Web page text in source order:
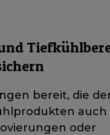
bereit, die
auch
oder